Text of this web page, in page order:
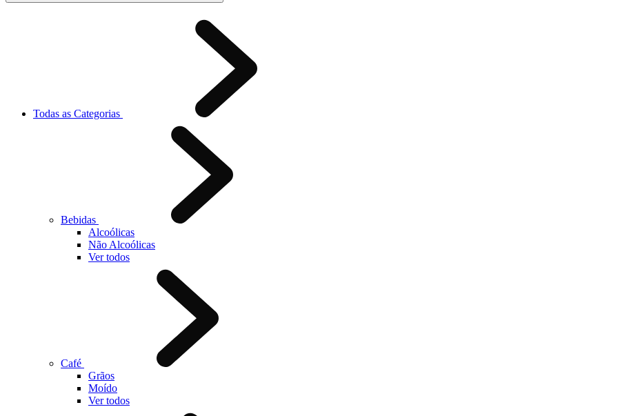
Todas as Categorias
Bebidas
Alcoólicas
Não Alcoólicas
Ver todos
Café
Grãos
Moído
Ver todos